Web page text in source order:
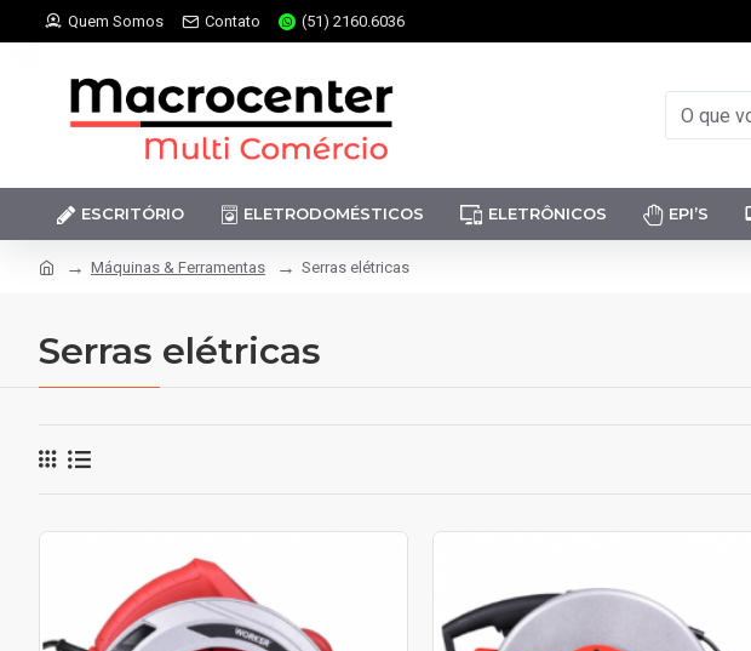
Quem Somos Contato (51) 2160.6036
ESCRITÓRIO ELETRODOMÉSTICOS ELETRÔNICOS EPI’S
Máquinas & Ferramentas Serras elétricas
Serras elétricas